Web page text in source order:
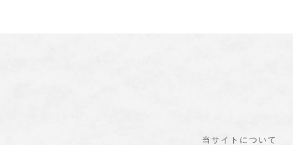
当サイトについて